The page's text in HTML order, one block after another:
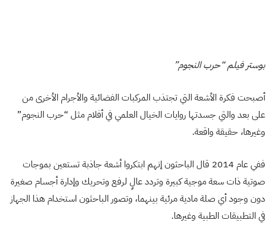
بوستر فيلم “حرب النجوم”
أصبحت فكرة الأشعة التي تجتذب المركبات الفضائية والأجرام الأخرى من
على بعد والتي جسدتها روايات الخيال العلمي في أفلام مثل “حرب النجوم”
وغيرها، حقيقة واقعة.
ففي عام 2014 قال الباحثون إنهم ابتكروا أشعة جاذبة تستعين بموجات
صوتية ذات سعة موجية كبيرة وتردد عالٍ لرفع وتحريك وإدارة أجسام صغيرة
دون وجود أي صلة مادية مرئية بينهما، وتصور الباحثون استخدام هذا الجهاز
في التطبيقات الطبية وغيرها.